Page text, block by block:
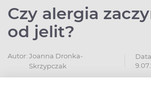
Czy alergia
od jelit?
Autor: Joanna Dronka-
Skrzypczak